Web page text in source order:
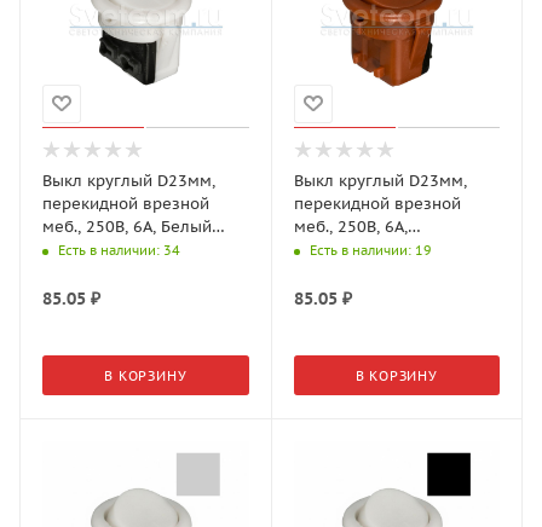
Выкл круглый D23мм,
перекидной врезной
меб., 250В, 6А, Белый
(GLS)Есть в наличии: 34
85.05 ₽
В КОРЗИНУ
Выкл круглый D23мм,
перекидной врезной
меб., 250В, 6А,
Коричневый (GLS)
Есть в наличии: 19
85.05₽
В КОРЗИНУ